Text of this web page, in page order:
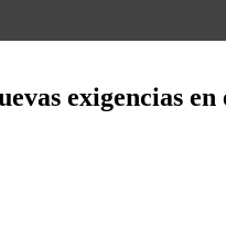
exigencias